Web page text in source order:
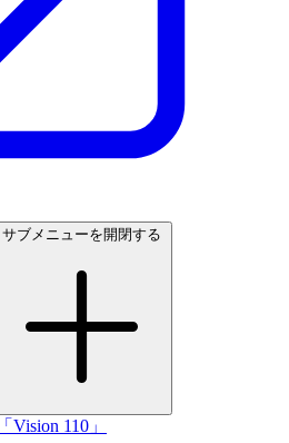
サブメニューを開閉する
110」